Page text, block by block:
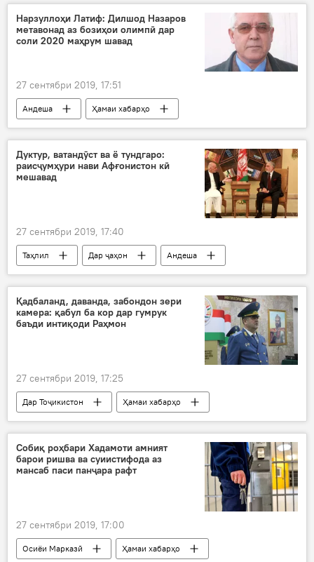
Қирғизистон
ВУХ-и Тоҷикистон
Нарзуллоҳи Латиф: Дилшод Назаров
метавонад аз бозиҳои олимпӣ дар
соли 2020 маҳрум шавад
27 сентябри 2019, 17:51
Андеша
Ҳамаи хабарҳо
Навигариҳои варзиши Тоҷикистон
Дилшод Назаров
назар
Бозиҳои олимпии Пекин
нигаронӣ
Дуктур, ватандӯст ва ё тундгаро:
раисҷумҳури нави Афғонистон кӣ
мешавад
27 сентябри 2019, 17:40
Таҳлил Дар ҷаҳон Андеша
Қадбаланд, даванда, забондон зери
камера: қабул ба кор дар гумрук
баъди интиқоди Раҳмон
27 сентябри 2019, 17:25
Дар Тоҷикистон
Ҳамаи хабарҳо
эълони ҷои кор
эълон
талаботи иқтисодӣ
фасод
маош
корманд
Хадамоти гумруки Тоҷикистон
Собиқ роҳбари Хадамоти амният
барои ришва ва суиистифода аз
мансаб паси панҷара рафт
27 сентябри 2019, 17:00
Осиёи Марказӣ Ҳамаи хабарҳо